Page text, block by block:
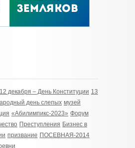
12 декабря – День Конституции 13
день слепых музей
«Абилимпикс-2023» Форум
Преступления Бизнес в
призвание ПОСЕВНАЯ-2014